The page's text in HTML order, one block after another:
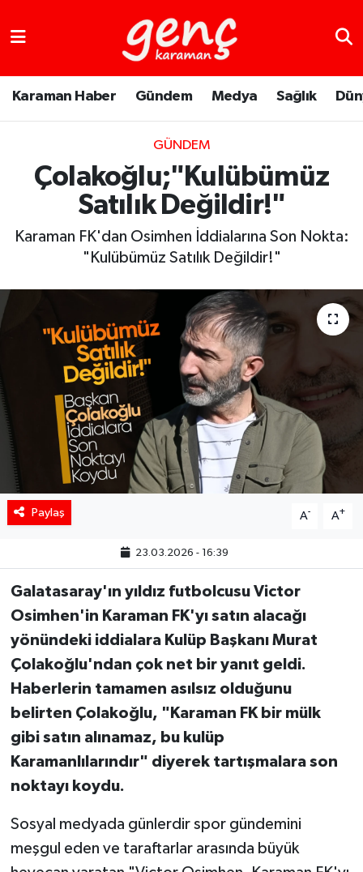
Karaman Haber Gündem Medya Sağlık
GÜNDEM
Çolakoğlu;"Kulübümüz
Satılık Değildir!"
Karaman FK'dan Osimhen İddialarına Son Nokta:
"Kulübümüz Satılık Değildir!"
Paylaş A- A+
23.03.2026 - 16:39
Galatasaray'ın yıldız futbolcusu Victor
Osimhen'in Karaman FK'yı satın alacağı
yönündeki iddialara Kulüp Başkanı Murat
Çolakoğlu'ndan çok net bir yanıt geldi.
Haberlerin tamamen asılsız olduğunu
belirten Çolakoğlu, "Karaman FK bir mülk
gibi satın alınamaz, bu kulüp
Karamanlılarındır" diyerek tartışmalara son
noktayı koydu.
Sosyal medyada günlerdir spor gündemini
meşgul eden ve taraftarlar arasında büyük